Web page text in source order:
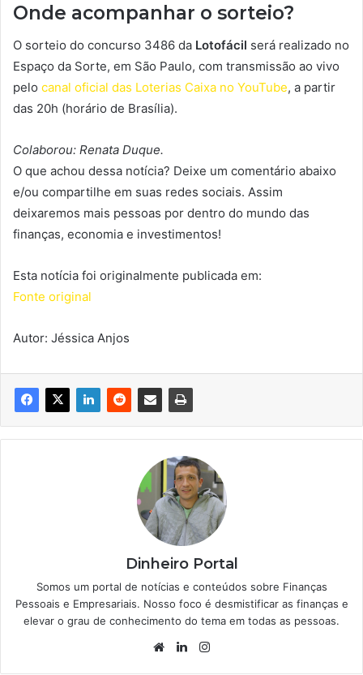
Onde acompanhar o sorteio?
O sorteio do concurso 3486 da Lotofácil será realizado no
Espaço da Sorte, em São Paulo, com transmissão ao vivo
pelo canal oficial das Loterias Caixa no YouTube, a partir
das 20h (horário de Brasília).
Colaborou: Renata Duque.
O que achou dessa notícia? Deixe um comentário abaixo
e/ou compartilhe em suas redes sociais. Assim
deixaremos mais pessoas por dentro do mundo das
finanças, economia e investimentos!
Esta notícia foi originalmente publicada em:
Fonte original
Autor: Jéssica Anjos
Dinheiro Portal
Somos um portal de notícias e conteúdos sobre Finanças
Pessoais e Empresariais. Nosso foco é desmistificar as finanças e
elevar o grau de conhecimento do tema em todas as pessoas.
WebsiteLinkedin